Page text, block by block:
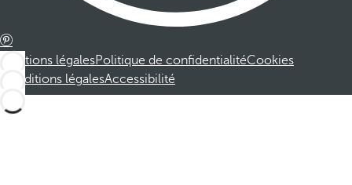
Mentions légalesPolitique de confidentialitéCookies
Conditions légalesAccessibilité